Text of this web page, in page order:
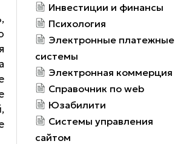
Инвестиции и финансы
Психология
Электронные платежные
системы
Электронная коммерция
Справочник по web
Юзабилити
Системы управления
сайтом